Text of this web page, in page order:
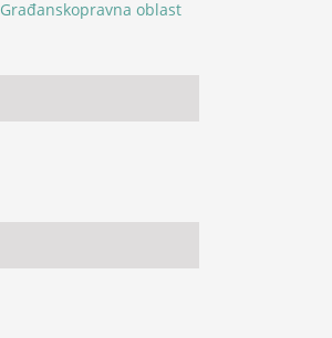
Građanskopravna oblast